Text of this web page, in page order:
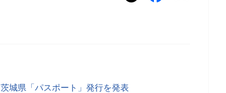
茨城県「パスポート」発行を発表